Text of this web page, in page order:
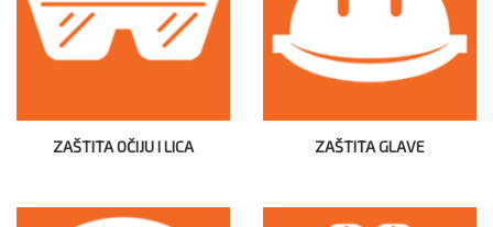
ZAŠTITA OČIJU I LICA ZAŠTITA GLAVE